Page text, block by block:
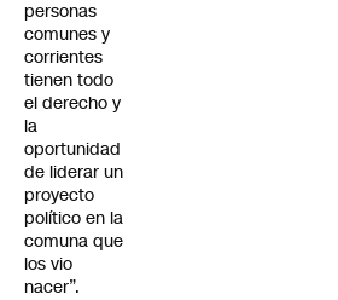
personas
comunes y
corrientes
tienen todo
el derecho y
la
oportunidad
de liderar un
proyecto
político en la
comuna que
los vio
nacer”.